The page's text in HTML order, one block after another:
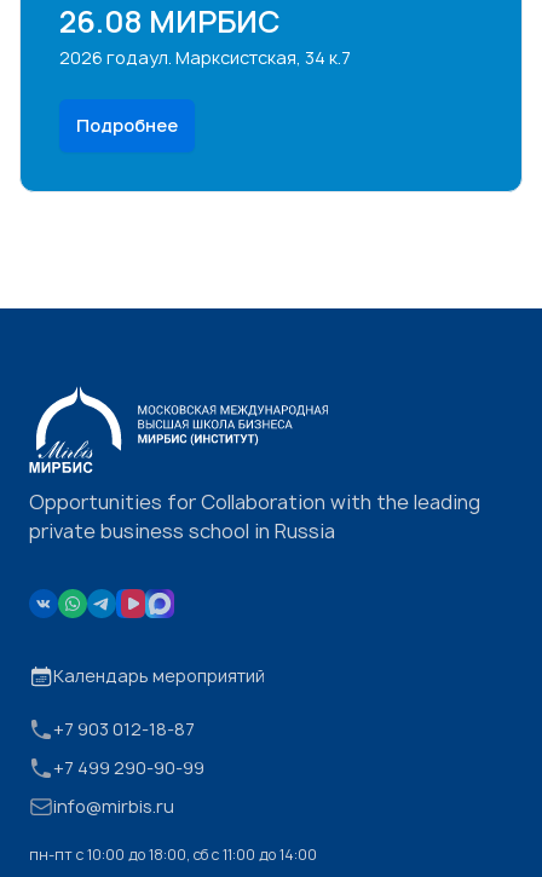
26.08
2026 года
МИРБИС
ул. Марксистская, 34 к.7
Подробнее
Opportunities for Collaboration with the leading
private business school in Russia
Календарь мероприятий
+7 903 012-18-87
+7 499 290-90-99
info@mirbis.ru
пн-пт с 10:00 до 18:00, cб с 11:00 до 14:00